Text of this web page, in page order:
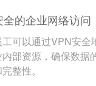
全的企业网络访问
工可以通过VPN安全
内部资源，确保数据
整性。